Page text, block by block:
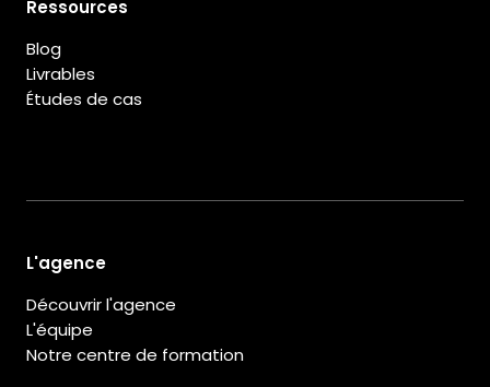
Ressources
Blog
Livrables
Études de cas
L'agence
Découvrir l'agence
L'équipe
Notre centre de formation